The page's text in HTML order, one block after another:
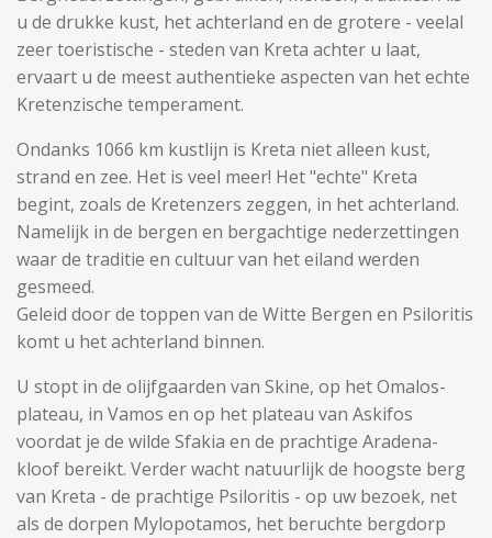
u de drukke kust, het achterland en de grotere - veelal
zeer toeristische - steden van Kreta achter u laat,
ervaart u de meest authentieke aspecten van het echte
Kretenzische temperament.
Ondanks 1066 km kustlijn is Kreta niet alleen kust,
strand en zee. Het is veel meer! Het "echte" Kreta
begint, zoals de Kretenzers zeggen, in het achterland.
Namelijk in de bergen en bergachtige nederzettingen
waar de traditie en cultuur van het eiland werden
gesmeed.
Geleid door de toppen van de Witte Bergen en Psiloritis
komt u het achterland binnen.
U stopt in de olijfgaarden van Skine, op het Omalos-
plateau, in Vamos en op het plateau van Askifos
voordat je de wilde Sfakia en de prachtige Aradena-
kloof bereikt. Verder wacht natuurlijk de hoogste berg
van Kreta - de prachtige Psiloritis - op uw bezoek, net
als de dorpen Mylopotamos, het beruchte bergdorp